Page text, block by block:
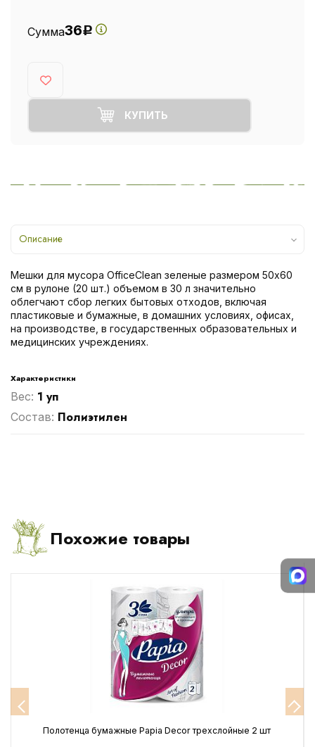
Сумма36Р
КУПИТЬ
Описание
Мешки для мусора OfficeClean зеленые размером 50х60
см в рулоне (20 шт.) объемом в 30 л значительно
облегчают сбор легких бытовых отходов, включая
пластиковые и бумажные, в домашних условиях, офисах,
на производстве, в государственных образовательных и
медицинских учреждениях.
Характеристики
Вес: 1 уп
Cостав: Полиэтилен
Похожие товары
Полотенца бумажные Papia Decor трехслойные 2 шт